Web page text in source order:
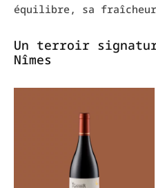
équilibre, sa
Un terroir
Nîmes